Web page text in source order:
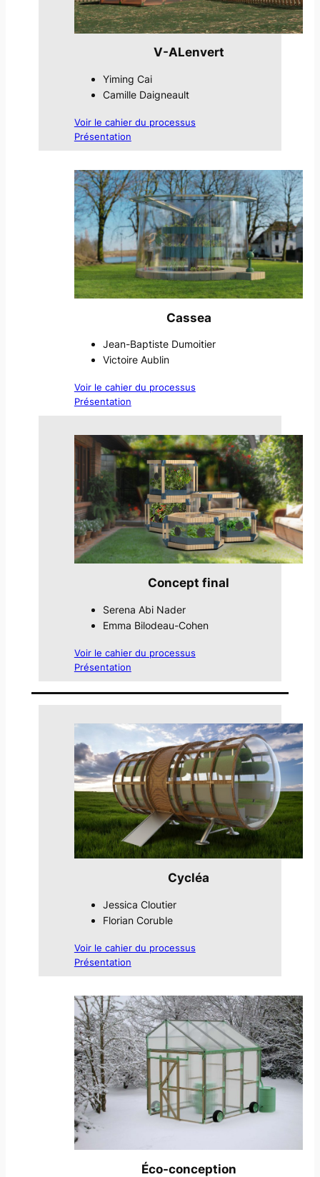
V-ALenvert
Yiming Cai
Camille Daigneault
Voir le cahier du processus
Présentation
Cassea
Jean-Baptiste Dumoitier
Victoire Aublin
Voir le cahier du processus
Présentation
Concept final
Serena Abi Nader
Emma Bilodeau-Cohen
Voir le cahier du processus
Présentation
Cycléa
Jessica Cloutier
Florian Coruble
Voir le cahier du processus
Présentation
Éco-conception